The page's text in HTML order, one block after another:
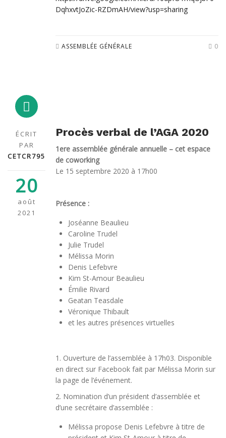
DqhxvtJoZic-RZDmAH/view?usp=sharing
ASSEMBLÉE GÉNÉRALE 0
ÉCRIT
PAR
CETCR795
20
août
2021
Procès verbal de l’AGA 2020
1ere assemblée générale annuelle – cet espace
de coworking
Le 15 septembre 2020 à 17h00
Présence :
Joséanne Beaulieu
Caroline Trudel
Julie Trudel
Mélissa Morin
Denis Lefebvre
Kim St-Amour Beaulieu
Émilie Rivard
Geatan Teasdale
Véronique Thibault
et les autres présences virtuelles
1. Ouverture de l’assemblée à 17h03. Disponible
en direct sur Facebook fait par Mélissa Morin sur
la page de l’événement.
2. Nomination d’un président d’assemblée et
d’une secrétaire d’assemblée :
Mélissa propose Denis Lefebvre à titre de